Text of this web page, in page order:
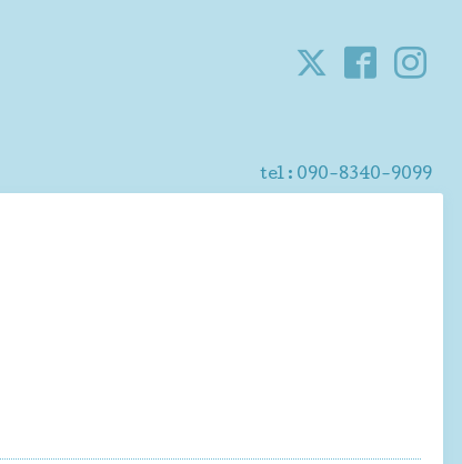
tel : 090-8340-9099